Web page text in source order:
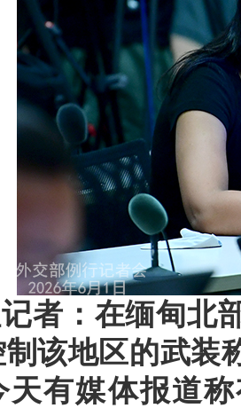
者：在缅甸北
该地区的武装
天有媒体报道